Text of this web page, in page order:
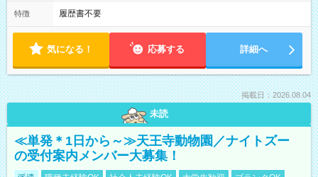
特徴 履歴書不要
気になる！ 応募する 詳細へ
掲載日：2026.08.04
未読
≪単発＊1日から～≫天王寺動物園／ナイトズー
の受付案内メンバー大募集！